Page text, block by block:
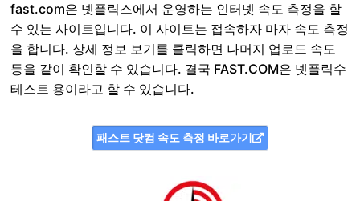
fast.com은 넷플릭스에서 운영하는 인터넷 속도 측정을 할
수 있는 사이트입니다. 이 사이트는 접속하자 마자 속도 측정
을 합니다. 상세 정보 보기를 클릭하면 나머지 업로드 속도
등을 같이 확인할 수 있습니다. 결국 FAST.COM은 넷플릭수
테스트 용이라고 할 수 있습니다.
패스트 닷컴 속도 측정 바로가기